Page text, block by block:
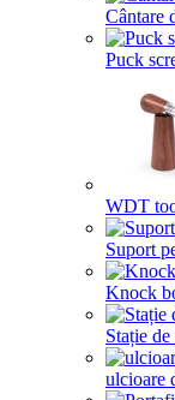
Cântare
Puck
WDT
Suport
Knock
Stație
ulcioare